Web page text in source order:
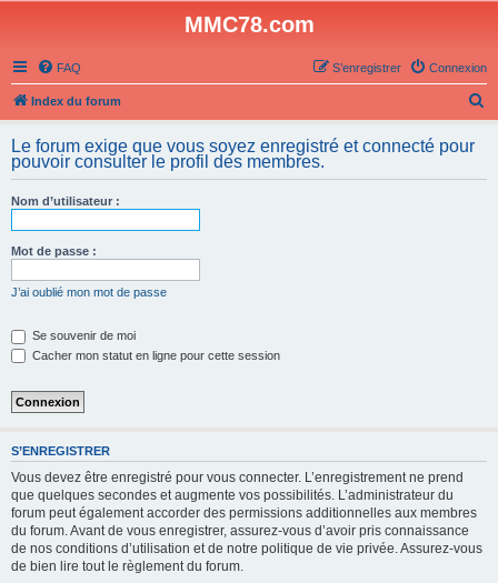
MMC78.com
FAQ Connexion
S’enregistrer
Index du forum
h
Le forum exige que vous soyez enregistré et connecté pour
pouvoir consulter le profil des membres.
Nom d’utilisateur :
Mot de passe :
J’ai oublié mon mot de passe
Se souvenir de moi
Cacher mon statut en ligne pour cette session
S’ENREGISTRER
Vous devez être enregistré pour vous connecter. L’enregistrement ne prend
que quelques secondes et augmente vos possibilités. L’administrateur du
forum peut également accorder des permissions additionnelles aux membres
du forum. Avant de vous enregistrer, assurez-vous d’avoir pris connaissance
de nos conditions d’utilisation et de notre politique de vie privée. Assurez-vous
de bien lire tout le règlement du forum.